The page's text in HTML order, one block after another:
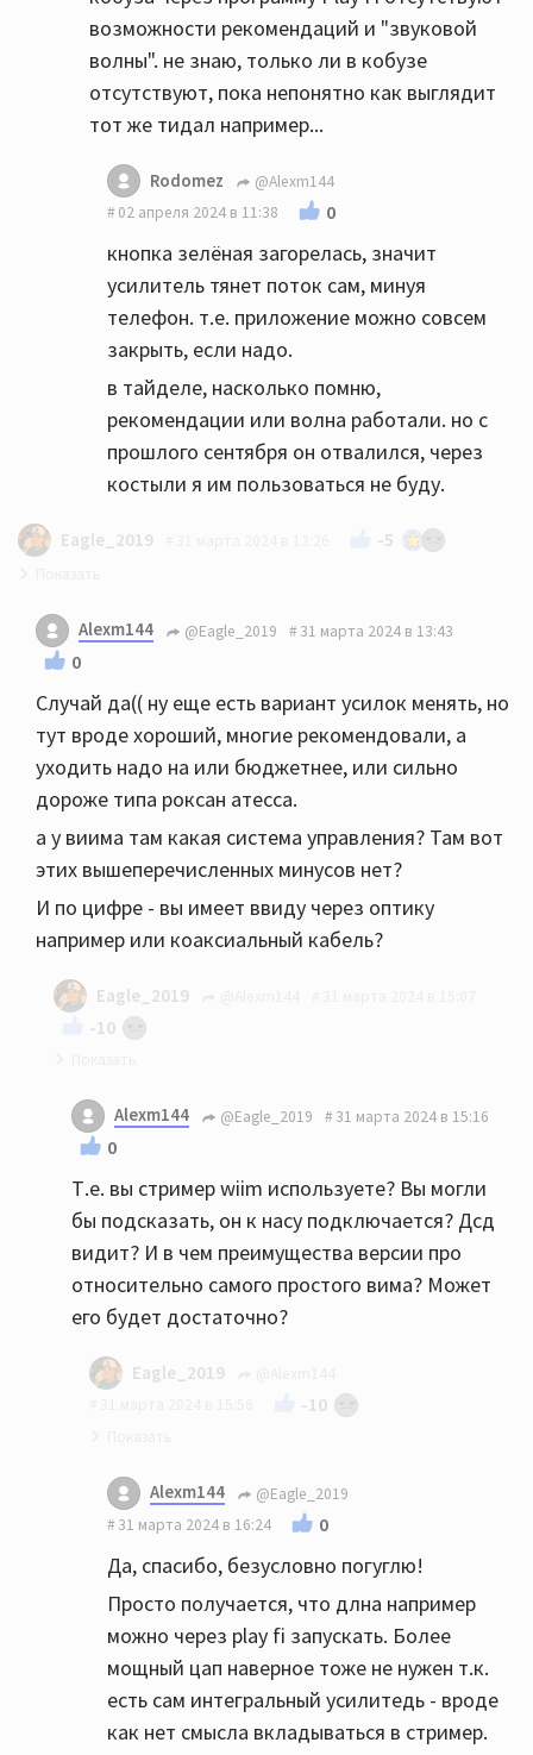
возможности рекомендаций и "звуковой
волны". не знаю, только ли в кобузе
отсутствуют, пока непонятно как выглядит
тот же тидал например...
Rodomez
@Alexm144
02 апреля 2024 в 11:38
0
кнопка зелёная загорелась, значит
усилитель тянет поток сам, минуя
телефон. т.е. приложение можно совсем
закрыть, если надо.
в тайделе, насколько помню,
рекомендации или волна работали. но с
прошлого сентября он отвалился, через
костыли я им пользоваться не буду.
Eagle_2019 -5
Мдаа… случай действительно тяжелый)
Найдите WiiM Pro на Авито и подключите к Вене по
Alexm144 @Eagle_2019 31 марта 2024 в 13:43
0
Случай да(( ну еще есть вариант усилок менять, но
тут вроде хороший, многие рекомендовали, а
уходить надо на или бюджетнее, или сильно
дороже типа роксан атесса.
а у виима там какая система управления? Там вот
этих вышеперечисленных минусов нет?
И по цифре - вы имеет ввиду через оптику
например или коаксиальный кабель?
Eagle_2019
-10
Там вот этих вышеперечисленных минусов нет?
У Виима всё однозначно лучше, хотя Tidal чтобы
заиграл, возможно нужен vpn на стороне
роутера. Сам использую Qobuz! Работает пока
без VPN.
По цифре - да, оптика или коаксиал, чтобы
задействовать цап Qoad vena II Play
Alexm144 @Eagle_2019 31 марта 2024 в 15:16
0
Т.е. вы стример wiim используете? Вы могли
бы подсказать, он к насу подключается? Дсд
видит? И в чем преимущества версии про
относительно самого простого вима? Может
его будет достаточно?
Eagle_2019
-10
Да! WiiM Pro. Технология Dlna есть, с сервера
воспроизводит! Dsd не видит, пробовал
(лично мне это не нужно), в версии Pro Plus
стоит более продвинутый ЦАП, ну и типа
"начинка" получше))
В сети есть обзоры (сравнение), Гугл вам в
помощь)
Alexm144
@Eagle_2019
31 марта 2024 в 16:24
0
Да, спасибо, безусловно погуглю!
Просто получается, что длна например
можно через play fi запускать. Более
мощный цап наверное тоже не нужен т.к.
есть сам интегральный усилитедь - вроде
как нет смысла вкладываться в стример.